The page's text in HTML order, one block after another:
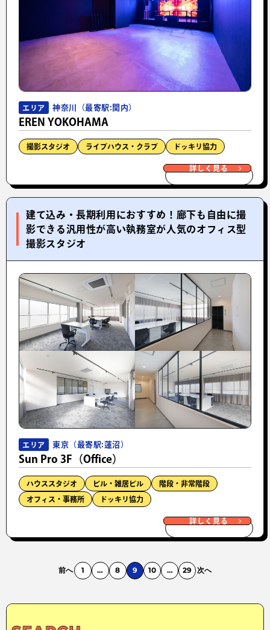
エリア 神奈川（最寄駅:関内）
EREN YOKOHAMA
撮影スタジオ ライブハウス・クラブ ドッキリ協力
詳しく見る
建て込み・長期利用におすすめ！廊下も自由に撮
影できる汎用性が高い執務室が人気のオフィス型
撮影スタジオ
エリア 東京（最寄駅:蓮沼）
Sun Pro 3F（Office）
ハウススタジオ ビル・雑居ビル 階段・非常階段
オフィス・事務所 ドッキリ協力
詳しく見る
前へ 1 … 8 9 10 … 29 次へ